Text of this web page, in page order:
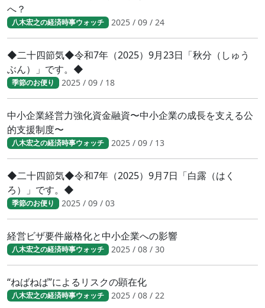
へ？
八木宏之の経済時事ウォッチ 2025 / 09 / 24
◆二十四節気◆令和7年（2025）9月23日「秋分（しゅう
ぶん）」です。◆
季節のお便り 2025 / 09 / 18
中小企業経営力強化資金融資〜中小企業の成長を支える公
的支援制度〜
八木宏之の経済時事ウォッチ 2025 / 09 / 13
◆二十四節気◆令和7年（2025）9月7日「白露（はく
ろ）」です。◆
季節のお便り 2025 / 09 / 03
経営ビザ要件厳格化と中小企業への影響
八木宏之の経済時事ウォッチ 2025 / 08 / 30
“ねばねば”によるリスクの顕在化
八木宏之の経済時事ウォッチ 2025 / 08 / 22